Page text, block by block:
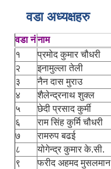
वडा अध्यक्षहरु
वडा नंनाम
१
प्रमोद कुमार चौधरी
२
इनामुल्ला तेली
३
नैन दास मुराउ
४
शैलेन्द्रनाथ शुक्ल
५
छेदी प्रसाद कुर्मी
६
राम सिंह कुर्मि चौधरी
७
रामरुप बढई
८
योगेन्द्र कुमार के.सी.
९
फरीद अहमद मुसलमान